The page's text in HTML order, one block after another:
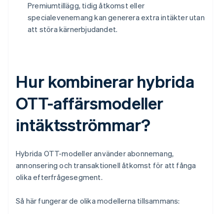
Premiumtillägg, tidig åtkomst eller
specialevenemang kan generera extra intäkter utan
att störa kärnerbjudandet.
Hur kombinerar hybrida
OTT-affärsmodeller
intäktsströmmar?
Hybrida OTT-modeller använder abonnemang,
annonsering och transaktionell åtkomst för att fånga
olika efterfrågesegment.
Så här fungerar de olika modellerna tillsammans: